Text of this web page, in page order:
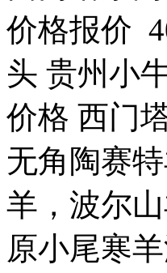
价格报价
头 贵州小
价格 西门
无角陶赛
羊，波尔
原小尾寒